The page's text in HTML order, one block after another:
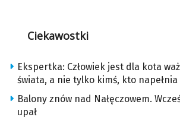
Ciekawostki
Ekspertka: Człowiek jest dla kota
świata, a nie tylko kimś, kto napełnia
Balony znów nad Nałęczowem.
upał